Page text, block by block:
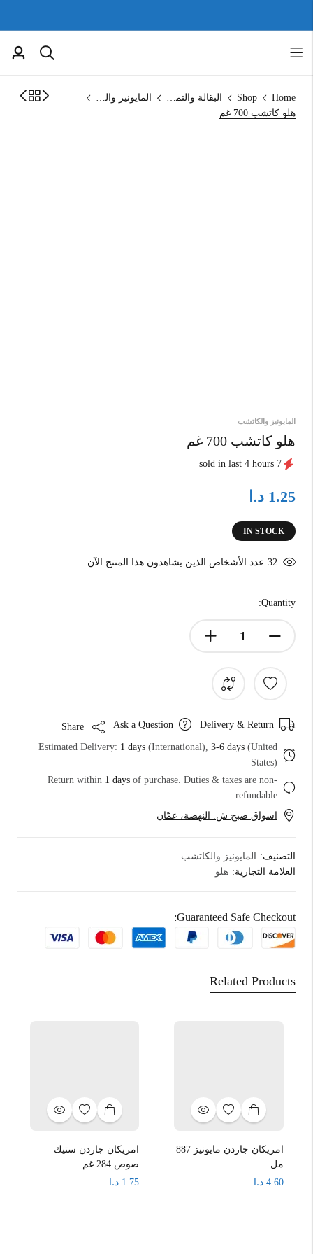
Home
Shop البقالة والتموين
المايونيز والكاتشب
هلو كاتشب 700 غم
المايونيز والكاتشب
هلو كاتشب 700 غم
7 sold in last 4 hours
1.25 د.ا
IN STOCK
32 عدد الأشخاص الذين يشاهدون هذا المنتج الآن
Quantity:
Delivery & Return
Ask a Question
Estimated Delivery: 1 days (International), 3-6 days (United
States)
Return within 1 days of purchase. Duties & taxes are non-
refundable.
اسواق صبح ش. النهضة، عمّان
التصنيف:
المايونيز والكاتشب
العلامة التجارية: هلو
Guaranteed Safe Checkout:
Related Products
امريكان جاردن مايونيز 887
مل
4.60 د.ا
امريكان جاردن ستيك
صوص 284 غم
1.75 د.ا